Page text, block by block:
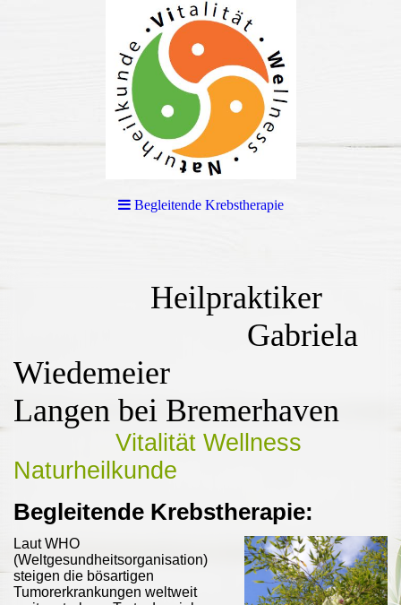
Begleitende Krebstherapie
Heilpraktiker
Gabriela
Wiedemeier
Langen bei Bremerhaven
Vitalität Wellness
Naturheilkunde
Begleitende Krebstherapie:
Laut WHO
(Weltgesundheitsorganisation)
steigen die bösartigen
Tumorerkrankungen weltweit